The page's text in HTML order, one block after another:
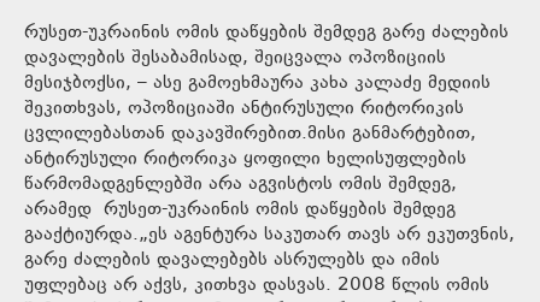
რუსეთ-უკრაინის ომის დაწყების შემდეგ გარე ძალების
დავალების შესაბამისად, შეიცვალა ოპოზიციის
მესიჯბოქსი, – ასე გამოეხმაურა კახა კალაძე მედიის
შეკითხვას, ოპოზიციაში ანტირუსული რიტორიკის
ცვლილებასთან დაკავშირებით.მისი განმარტებით,
ანტირუსული რიტორიკა ყოფილი ხელისუფლების
წარმომადგენლებში არა აგვისტოს ომის შემდეგ,
არამედ რუსეთ-უკრაინის ომის დაწყების შემდეგ
გააქტიურდა.„ეს აგენტურა საკუთარ თავს არ ეკუთვნის,
გარე ძალების დავალებებს ასრულებს და იმის
უფლებაც არ აქვს, კითხვა დასვას. 2008 წლის ომის